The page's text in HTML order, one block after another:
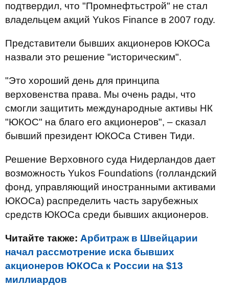
подтвердил, что "Промнефтьстрой" не стал
владельцем акций Yukos Finance в 2007 году.
Представители бывших акционеров ЮКОСа
назвали это решение "историческим".
"Это хороший день для принципа
верховенства права. Мы очень рады, что
смогли защитить международные активы НК
"ЮКОС" на благо его акционеров", – сказал
бывший президент ЮКОСа Стивен Тиди.
Решение Верховного суда Нидерландов дает
возможность Yukos Foundations (голландский
фонд, управляющий иностранными активами
ЮКОСа) распределить часть зарубежных
средств ЮКОСа среди бывших акционеров.
Читайте также: Арбитраж в Швейцарии
начал рассмотрение иска бывших
акционеров ЮКОСа к России на $13
миллиардов